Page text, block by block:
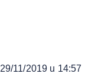
29/11/2019 u 14:57